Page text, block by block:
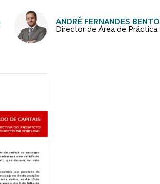
ANDRÉ FERNANDES BENTO
Director de Área de Práctica